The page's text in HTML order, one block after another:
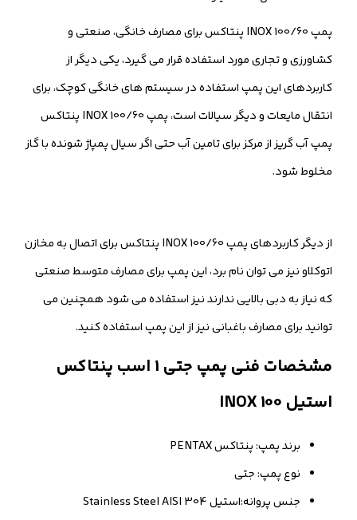
پمپ INOX 100/60 پنتاکس برای مصارف خانگی، صنعتی و
کشاورزی و تجاری مورد استفاده قرار می گیرد، یکی دیگر از
کاربردهای این پمپ استفاده در سیستم های خانگی کوچک، برای
انتقال مایعات و دیگر سیالات است، پمپ INOX 100/60 پنتاکس
پمپ آب گریز از مرکز برای تامین آب حتی اگر سیال پمپاژ شونده با گاز
مخلوط شود.
از دیگر کاربردهای پمپ INOX 100/60 پنتاکس برای اتصال به مخازن
اتوکلاو نیز می توان نام برد، این پمپ برای مصارف متوسط صنعتی
که نیاز به دبی بالایی ندارند نیز استفاده می شود همچنین می
توانید برای مصارف باغبانی نیز از این پمپ استفاده کنید.
مشخصات فنی پمپ جتی 1 اسب پنتاکس
استیل INOX 100
برند پمپ: پنتاکس PENTAX
نوع پمپ: جتی
جنس پروانه:استیل 304 Stainless Steel AISI